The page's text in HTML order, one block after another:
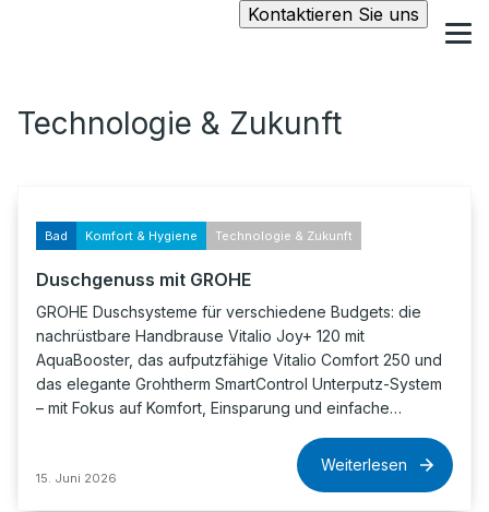
Kontaktieren Sie uns
Technologie & Zukunft
Bad Komfort & Hygiene Technologie & Zukunft
Duschgenuss mit GROHE
GROHE Duschsysteme für verschiedene Budgets: die
nachrüstbare Handbrause Vitalio Joy+ 120 mit
AquaBooster, das aufputzfähige Vitalio Comfort 250 und
das elegante Grohtherm SmartControl Unterputz-System
– mit Fokus auf Komfort, Einsparung und einfache…
15. Juni 2026
Weiterlesen